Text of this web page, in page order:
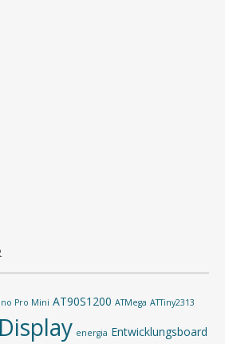
Pro Mini AT90S1200 ATMega ATTiny2313
Display energia Entwicklungsboard